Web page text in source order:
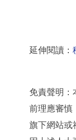
延伸閱讀：
免責聲明：
前理應審慎
旗下網站或